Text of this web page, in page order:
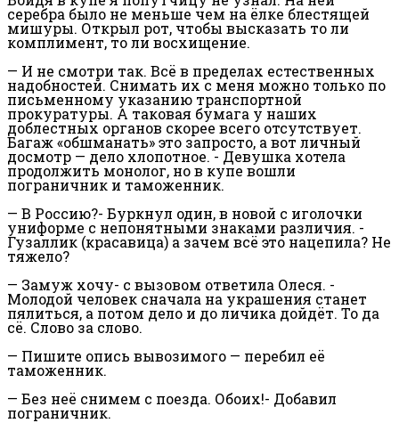
серебра было не меньше чем на ёлке блестящей
мишуры. Открыл рот, чтобы высказать то ли
комплимент, то ли восхищение.
— И не смотри так. Всё в пределах естественных
надобностей. Снимать их с меня можно только по
письменному указанию транспортной
прокуратуры. А таковая бумага у наших
доблестных органов скорее всего отсутствует.
Багаж «обшманать» это запросто, а вот личный
досмотр — дело хлопотное. - Девушка хотела
продолжить монолог, но в купе вошли
пограничник и таможенник.
— В Россию?- Буркнул один, в новой с иголочки
униформе с непонятными знаками различия. -
Гузаллик (красавица) а зачем всё это нацепила? Не
тяжело?
— Замуж хочу- с вызовом ответила Олеся. -
Молодой человек сначала на украшения станет
пялиться, а потом дело и до личика дойдёт. То да
сё. Слово за слово.
— Пишите опись вывозимого — перебил её
таможенник.
— Без неё снимем с поезда. Обоих!- Добавил
пограничник.